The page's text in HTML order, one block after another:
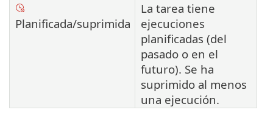
Planificada/suprimida
La tarea tiene
ejecuciones
planificadas (del
pasado o en el
futuro). Se ha
suprimido al menos
una ejecución.